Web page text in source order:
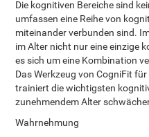
Die kognitiven Bereiche sind
umfassen eine Reihe von
miteinander verbunden sind.
im Alter nicht nur eine einzige
es sich um eine Kombination
Das Werkzeug von CogniFit
trainiert die wichtigsten
zunehmendem Alter
Wahrnehmung